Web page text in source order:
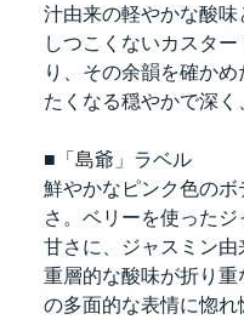
汁由来の軽やかな酸
しつこくないカスタ
り、その余韻を確か
たくなる穏やかで深く
■「島爺」ラベル
鮮やかなピンク色の
さ。ベリーを使った
甘さに、ジャスミン
重層的な酸味が折り
の多面的な表情に惚れ